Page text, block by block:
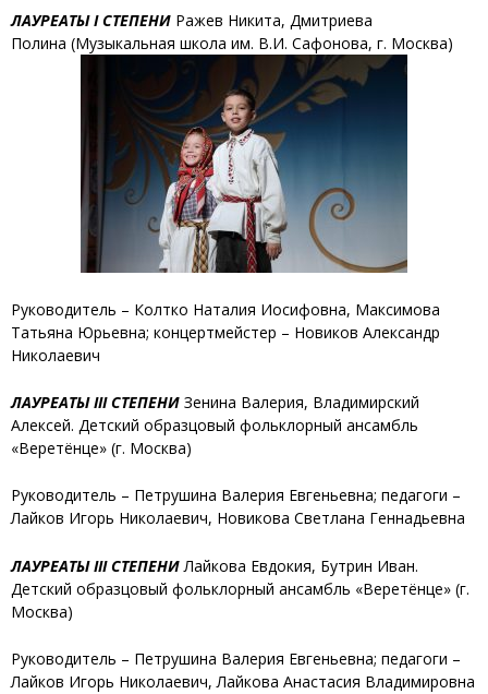
ЛАУРЕАТЫ I СТЕПЕНИ Ражев Никита, Дмитриева
Полина (Музыкальная школа им. В.И. Сафонова, г. Москва)
Руководитель – Колтко Наталия Иосифовна, Максимова
Татьяна Юрьевна; концертмейстер – Новиков Александр
Николаевич
ЛАУРЕАТЫ III СТЕПЕНИ Зенина Валерия, Владимирский
Алексей. Детский образцовый фольклорный ансамбль
«Веретёнце» (г. Москва)
Руководитель – Петрушина Валерия Евгеньевна; педагоги –
Лайков Игорь Николаевич, Новикова Светлана Геннадьевна
ЛАУРЕАТЫ III СТЕПЕНИЛайкова Евдокия, Бутрин Иван.
Детский образцовый фольклорный ансамбль «Веретёнце» (г.
Москва)
Руководитель – Петрушина Валерия Евгеньевна; педагоги –
Лайков Игорь Николаевич, Лайкова Анастасия Владимировна